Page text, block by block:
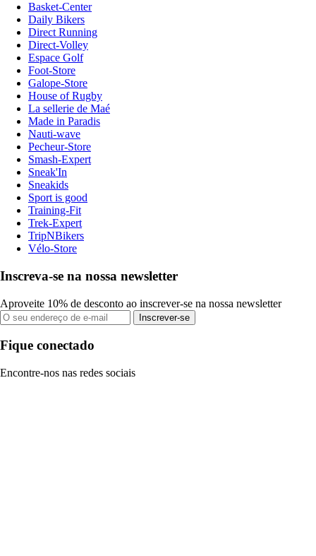
Basket-Center
Daily Bikers
Direct Running
Direct-Volley
Espace Golf
Foot-Store
Galope-Store
House of Rugby
La sellerie de Maé
Made in Paradis
Nauti-wave
Pecheur-Store
Smash-Expert
Sneak'In
Sneakids
Sport is good
Training-Fit
Trek-Expert
TripNBikers
Vélo-Store
Inscreva-se na nossa newsletter
Aproveite 10% de desconto ao inscrever-se na nossa newsletter
Inscrever-se
Fique conectado
Encontre-nos nas redes sociais